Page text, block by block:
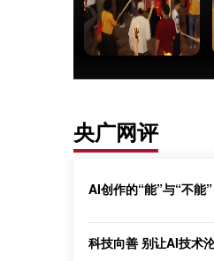
央广网评
AI创作的“能”与“不能
科技向善 别让AI技术